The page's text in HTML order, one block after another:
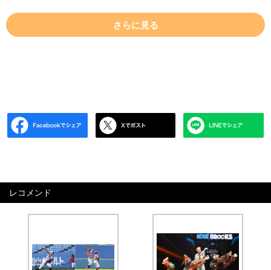
さらに見る
レコメンド